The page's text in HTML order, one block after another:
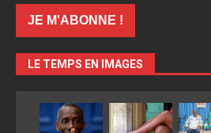
LE TEMPS EN IMAGES